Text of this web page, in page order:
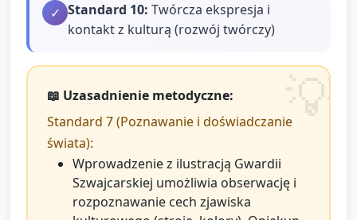
✓ Standard 10: Twórcza ekspresja i
kontakt z kulturą (rozwój twórczy)
📖 Uzasadnienie metodyczne:
Standard 7 (Poznawanie i doświadczanie
świata):
Wprowadzenie z ilustracją Gwardii
Szwajcarskiej umożliwia obserwację i
rozpoznawanie cech zjawiska